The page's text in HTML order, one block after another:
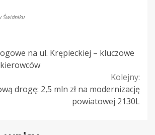
Świdniku
na ul. Krępieckiej – kluczowe
Kolejny:
drogę: 2,5 mln zł na modernizację
powiatowej 2130L